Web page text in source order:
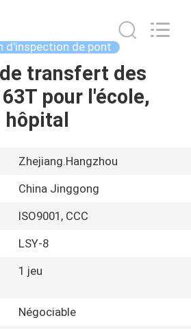
d'inspection de pont
transfert des
pour l'école,
hôpital
Zhejiang.Hangzhou
China Jinggong
ISO9001, CCC
LSY-8
1 jeu
Négociable